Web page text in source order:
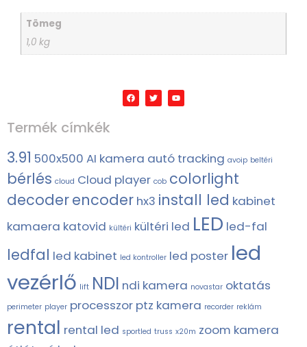
Tömeg
1,0 kg
Termék címkék
3.91 500x500 AI kamera autó tracking avoip beltéri
bérlés cloud Cloud player cob colorlight
decoderencoder hx3 install led kabinet
kamaera katovid kültéri kültéri led LED led-fal
ledfal led kabinet led kontroller led poster led
vezérlő lift NDI ndi kamera novastar oktatás
perimeter player processzor ptz kamera recorder reklám
rental rental led sportled truss x20m zoom kamera